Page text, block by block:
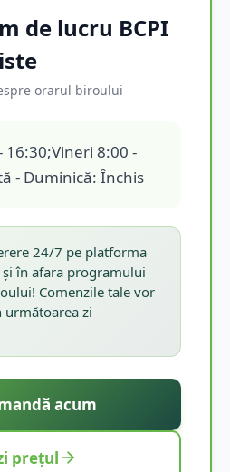
de lucru BCPI
orarul biroului
16:30;Vineri 8:00 -
- Duminică: Închis
24/7 pe platforma
în afara programului
Comenzile tale vor
următoarea zi
acum
prețul